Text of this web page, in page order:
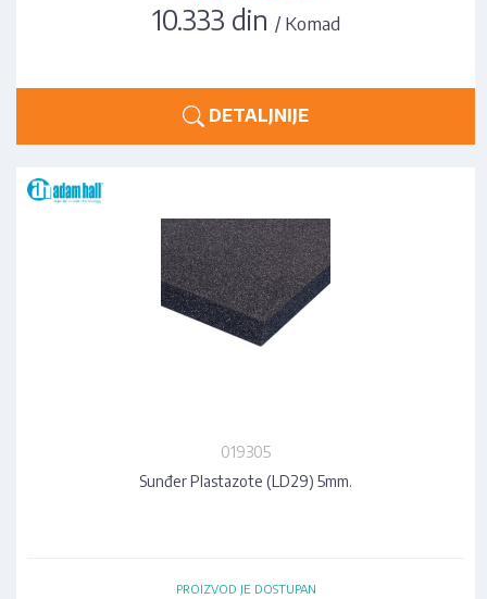
10.333 din / Komad
DETALJNIJE
019305
Sunđer Plastazote (LD29) 5mm.
PROIZVOD JE DOSTUPAN